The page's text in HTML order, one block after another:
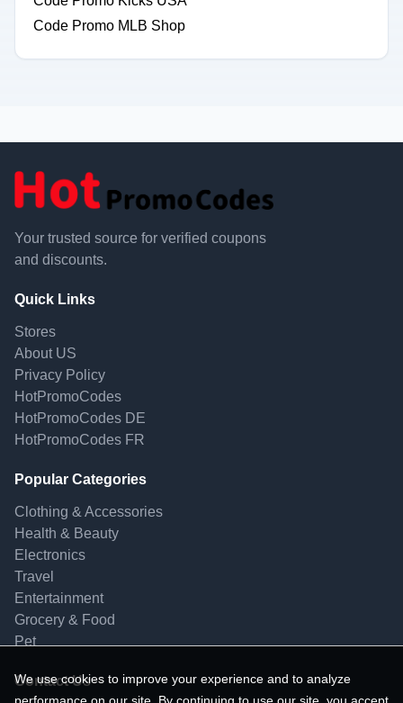
Code Promo MLB Shop
Your trusted source for verified coupons
and discounts.
Quick Links
Stores
About US
Privacy Policy
HotPromoCodes
HotPromoCodes DE
HotPromoCodes FR
Popular Categories
Clothing & Accessories
Health & Beauty
Electronics
Travel
Entertainment
Grocery & Food
Pet
Contact Us
We use cookies to improve your experience and to analyze